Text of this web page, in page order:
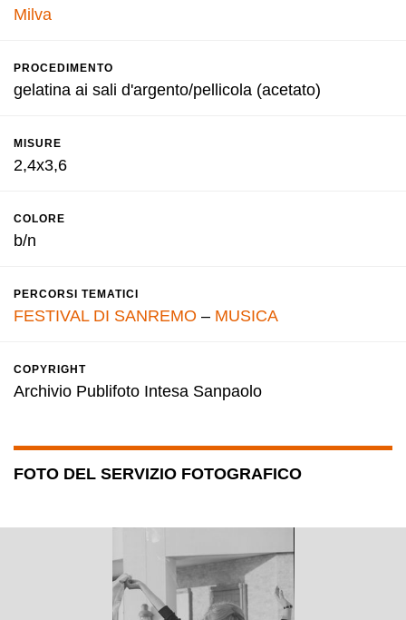
Milva
PROCEDIMENTO
gelatina ai sali d'argento/pellicola (acetato)
MISURE
2,4x3,6
COLORE
b/n
PERCORSI TEMATICI
FESTIVAL DI SANREMO – MUSICA
COPYRIGHT
Archivio Publifoto Intesa Sanpaolo
FOTO DEL SERVIZIO FOTOGRAFICO